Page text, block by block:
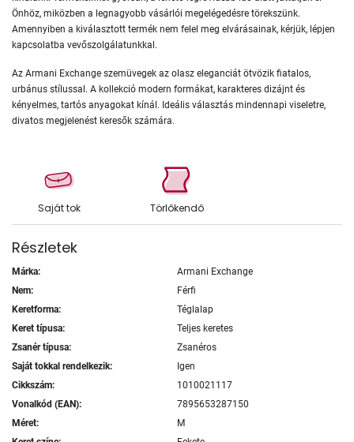
Önhöz, miközben a legnagyobb vásárlói megelégedésre törekszünk.
Amennyiben a kiválasztott termék nem felel meg elvárásainak, kérjük, lépjen
kapcsolatba vevőszolgálatunkkal.
Az Armani Exchange szemüvegek az olasz eleganciát ötvözik fiatalos,
urbánus stílussal. A kollekció modern formákat, karakteres dizájnt és
kényelmes, tartós anyagokat kínál. Ideális választás mindennapi viseletre,
divatos megjelenést keresők számára.
Saját tok Törlőkendő
Részletek
Márka:
Armani Exchange
Nem:
Férfi
Keretforma:
Téglalap
Keret típusa:
Teljes keretes
Zsanér típusa:
Zsanéros
Saját tokkal rendelkezik:
Igen
Cikkszám:
1010021117
Vonalkód (EAN):
7895653287150
Méret:
M